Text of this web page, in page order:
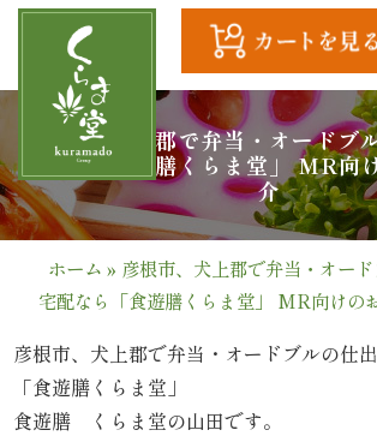
へ
ス
キ
HOME
全
品
一
覧
彦根市、犬上郡で弁当・オードブ
配なら「食遊膳くらま堂」 MR向
介
ホーム » 彦根市、犬上郡で弁当・オード
宅配なら「食遊膳くらま堂」 MR向けの
彦根市、犬上郡で弁当・オードブルの仕
「食遊膳くらま堂」
食遊膳 くらま堂の山田です。